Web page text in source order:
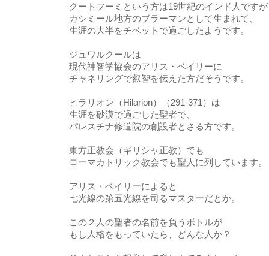
クートフーミという方は19世紀のインド人です
カシミール地方のブラーマンとして生まれて、
生涯の大半をチベットで過ごしたようです。
ジュワルクールは
現代神智学協会のアリス・ベイリーに
チャネリングで叡智を伝えた方だそうです。
ヒラリオン（Hilarion）（291-371）は
生涯を砂漠で過ごした聖者で、
パレスチナ修道院の創設者とさる方です。
東方正教会（ギリシャ正教）でも
ローマカトリック教会でも聖人に列しています。
アリス・ベイリーによると
七光線の第五光線を司るマスターだとか。
この２人の聖者の名前を負うボトルが
もし人格をもっていたら、どんな人か？